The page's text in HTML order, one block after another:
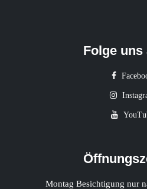
Folge uns
Montag Besichtigung nur